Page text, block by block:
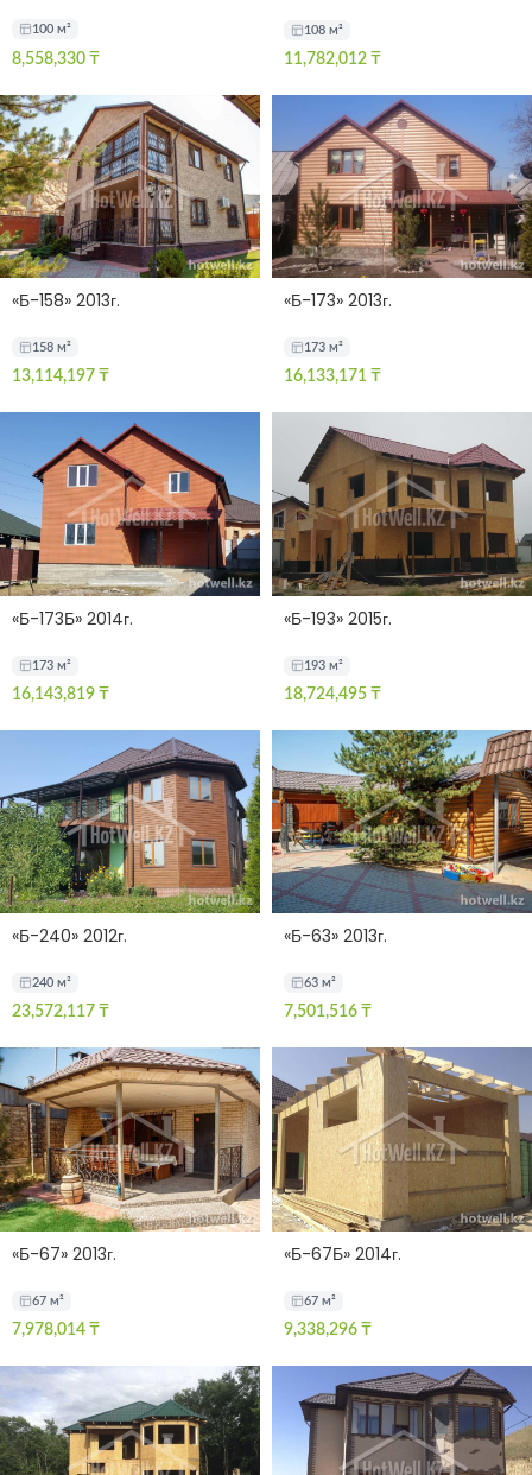
100 м²
8,558,330 ₸
108 м²
11,782,012 ₸
«Б-158» 2013г.
158 м²
13,114,197 ₸
«Б-173» 2013г.
173 м²
16,133,171 ₸
«Б-173Б» 2014г.
173 м²
16,143,819 ₸
«Б-193» 2015г.
193 м²
18,724,495 ₸
«Б-240» 2012г.
240 м²
23,572,117 ₸
«Б-63» 2013г.
63 м²
7,501,516 ₸
«Б-67» 2013г.
67 м²
7,978,014 ₸
«Б-67Б» 2014г.
67 м²
9,338,296 ₸